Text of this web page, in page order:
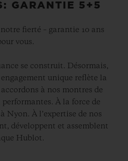
GARANTIE 5+5
fierté – garantie 10 ans
vous.
se construit. Désormais,
unique reflète la
à nos montres de
À la force de
Nyon. À l’expertise de nos
développent et assemblent
Hublot.